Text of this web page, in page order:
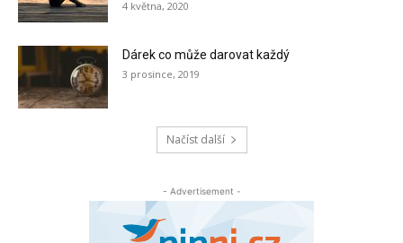
4 května, 2020
Dárek co může darovat každý
3 prosince, 2019
Načíst další
- Advertisement -